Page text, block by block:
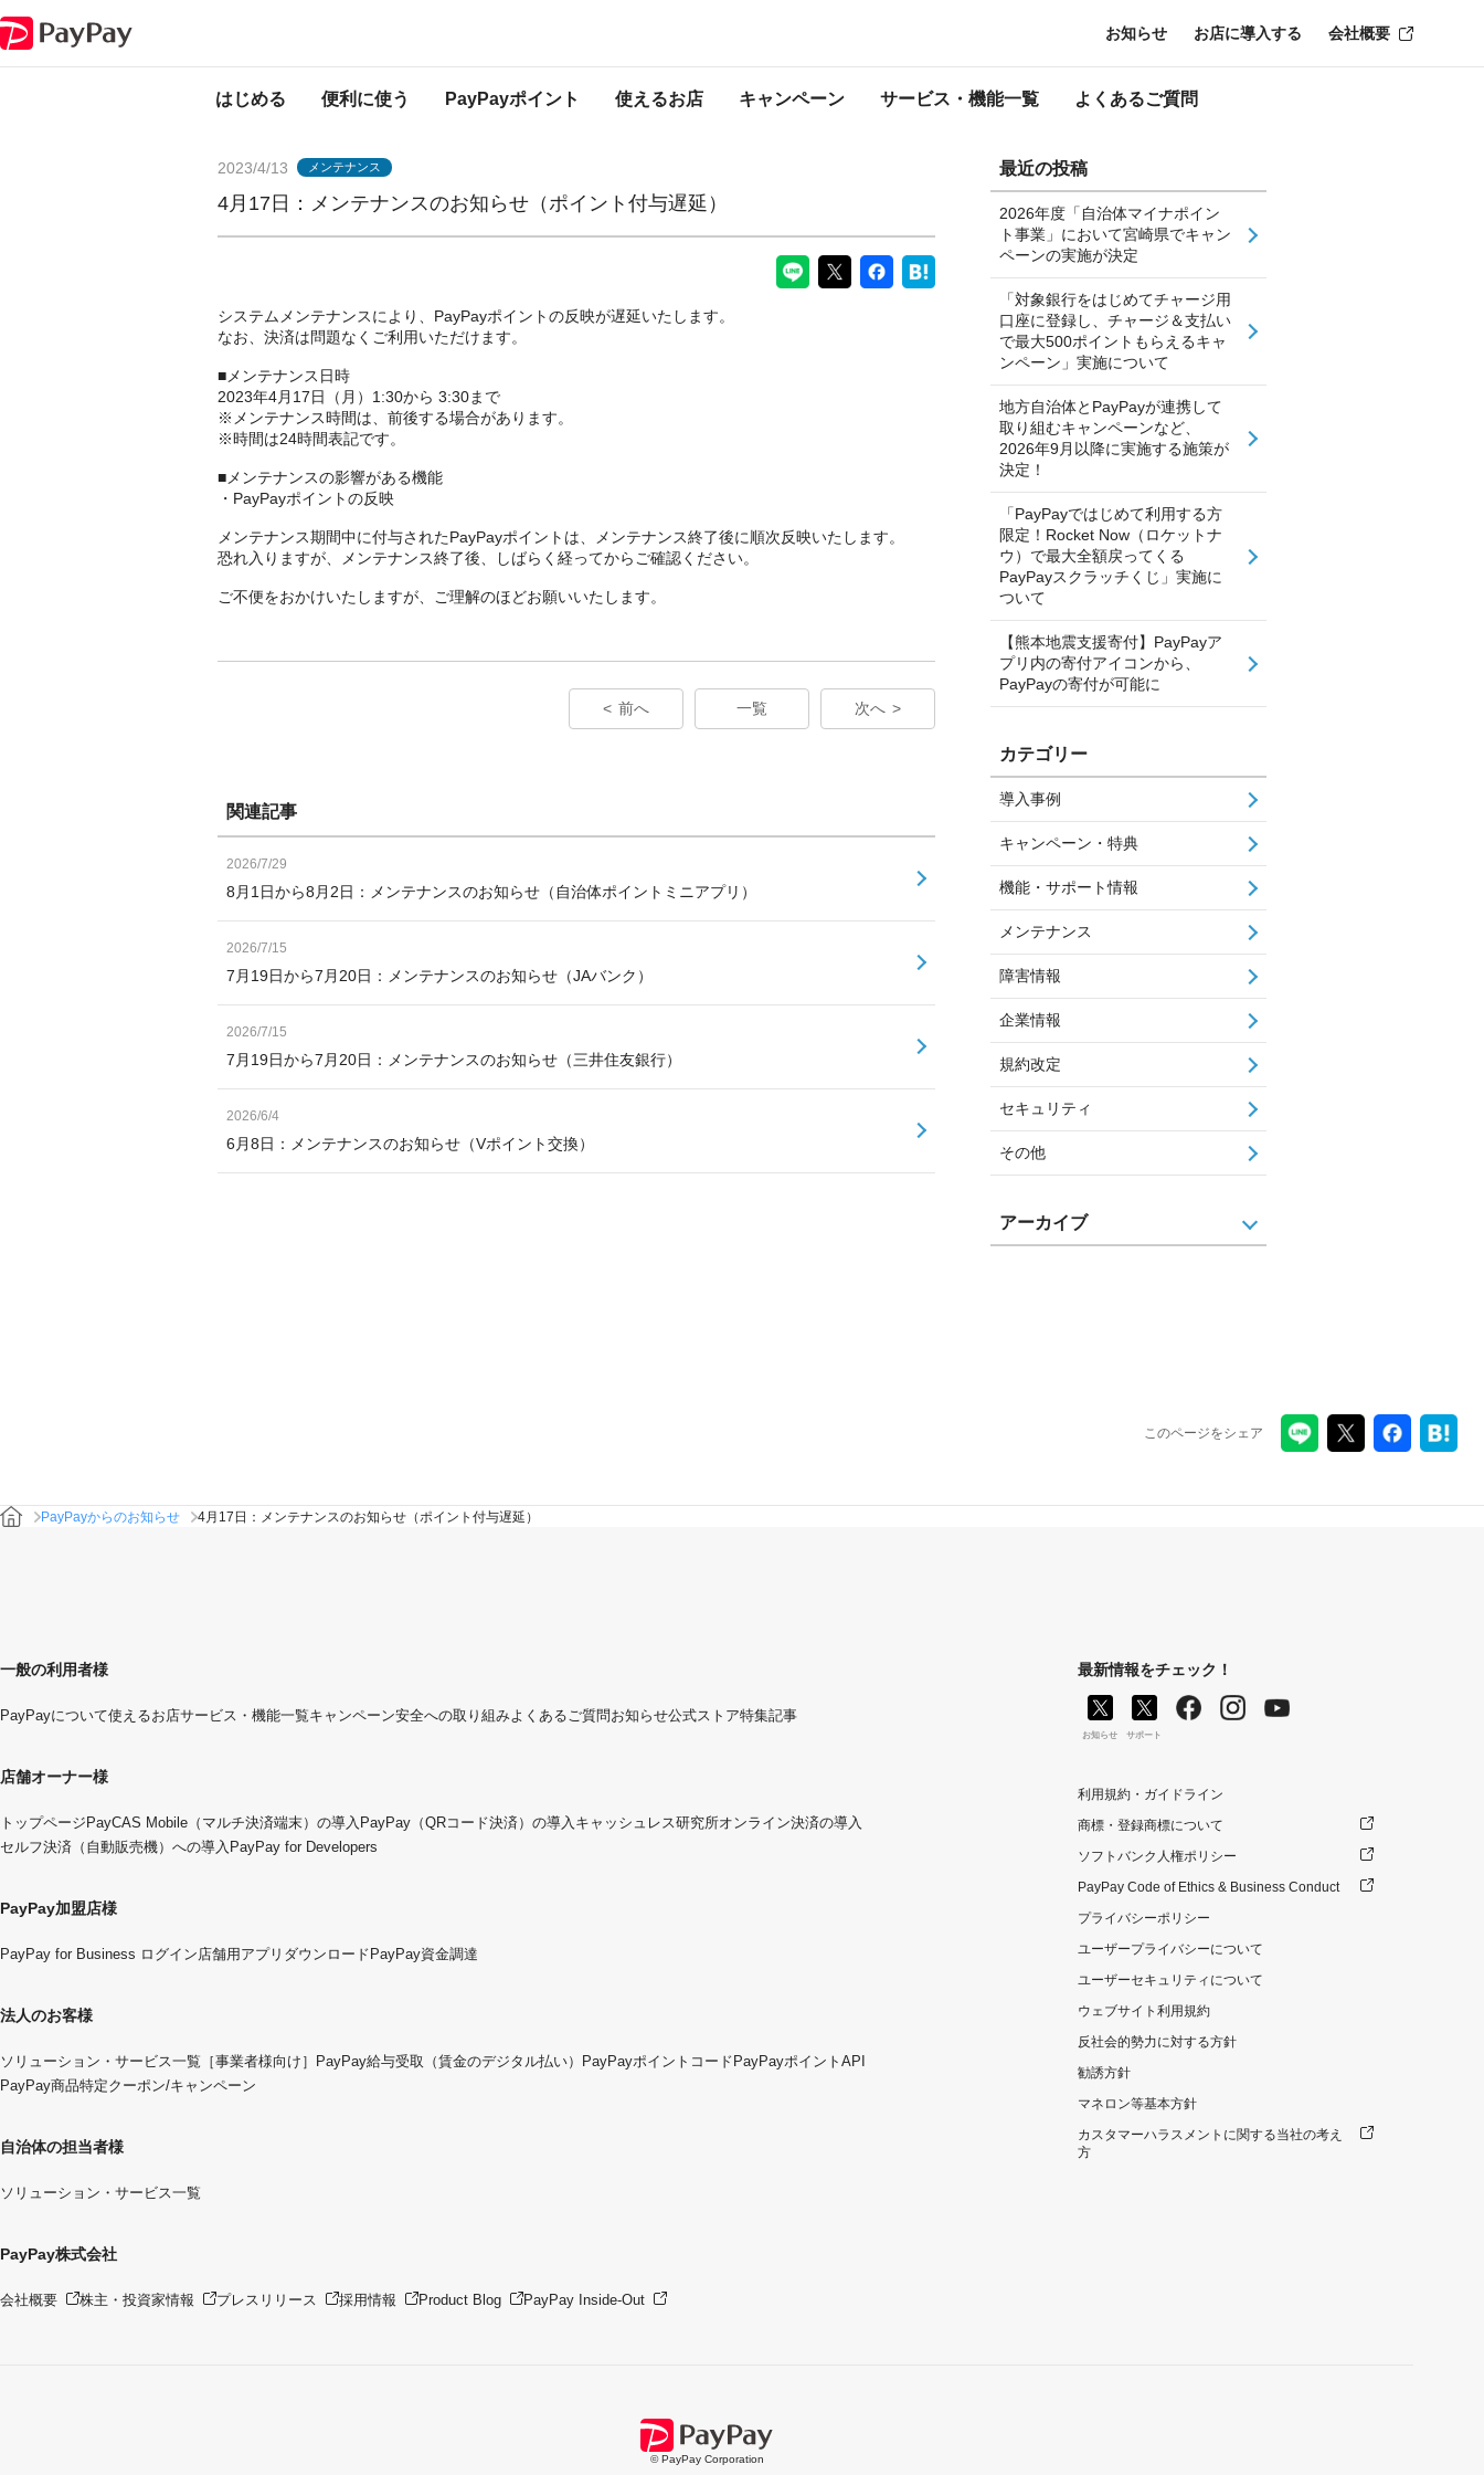
はじめる 便利に使う PayPayポイント 使えるお店 キャンペーン サービス・機能一覧 よくあるご質問
お知らせ お店に導入する 会社概要
PayPayからのお知らせ
2023/4/13 メンテナンス
4月17日：メンテナンスのお知らせ（ポイント付与遅延）
システムメンテナンスにより、PayPayポイントの反映が遅延いたします。
なお、決済は問題なくご利用いただけます。
■メンテナンス日時
2023年4月17日（月）1:30から 3:30まで
※メンテナンス時間は、前後する場合があります。
※時間は24時間表記です。
■メンテナンスの影響がある機能
・PayPayポイントの反映
メンテナンス期間中に付与されたPayPayポイントは、メンテナンス終了後に順次反映いたします。
恐れ入りますが、メンテナンス終了後、しばらく経ってからご確認ください。
ご不便をおかけいたしますが、ご理解のほどお願いいたします。
前へ 一覧 次へ
関連記事
2026/7/29
8月1日から8月2日：メンテナンスのお知らせ（自治体ポイントミニアプリ）
2026/7/15
7月19日から7月20日：メンテナンスのお知らせ（JAバンク）
2026/7/15
7月19日から7月20日：メンテナンスのお知らせ（三井住友銀行）
2026/6/4
6月8日：メンテナンスのお知らせ（Vポイント交換）
最近の投稿
2026年度「自治体マイナポイン
ト事業」において宮崎県でキャン
ペーンの実施が決定
「対象銀行をはじめてチャージ用
口座に登録し、チャージ＆支払い
で最大500ポイントもらえるキャ
ンペーン」実施について
地方自治体とPayPayが連携して
取り組むキャンペーンなど、
2026年9月以降に実施する施策が
決定！
「PayPayではじめて利用する方
限定！Rocket Now（ロケットナ
ウ）で最大全額戻ってくる
PayPayスクラッチくじ」実施に
ついて
【熊本地震支援寄付】PayPayア
プリ内の寄付アイコンから、
PayPayの寄付が可能に
カテゴリー
導入事例
キャンペーン・特典
機能・サポート情報
メンテナンス
障害情報
企業情報
規約改定
セキュリティ
その他
アーカイブ
このページをシェア
PayPayからのお知らせ 4月17日：メンテナンスのお知らせ（ポイント付与遅延）
一般の利用者様
PayPayについて使えるお店サービス・機能一覧キャンペーン安全への取り組みよくあるご質問お知らせ公式ストア特集記事
店舗オーナー様
トップページ PayCAS Mobile（マルチ決済端末）の導入 PayPay（QRコード決済）の導入 キャッシュレス研究所オンライン決済の導入
セルフ決済（自動販売機）への導入 PayPay for Developers
PayPay加盟店様
PayPay for Business ログイン店舗用アプリダウンロード PayPay資金調達
法人のお客様
ソリューション・サービス一覧 ［事業者様向け］PayPay給与受取（賃金のデジタル払い） PayPayポイントコード PayPayポイントAPI
PayPay商品特定クーポン/キャンペーン
自治体の担当者様
ソリューション・サービス一覧
PayPay株式会社
会社概要 株主・投資家情報 プレスリリース 採用情報 Product Blog PayPay Inside-Out
最新情報をチェック！
お知らせ サポート
利用規約・ガイドライン
商標・登録商標について
ソフトバンク人権ポリシー
PayPay Code of Ethics & Business Conduct
プライバシーポリシー
ユーザープライバシーについて
ユーザーセキュリティについて
ウェブサイト利用規約
反社会的勢力に対する方針
勧誘方針
マネロン等基本方針
カスタマーハラスメントに関する当社の考え
方
© PayPay Corporation